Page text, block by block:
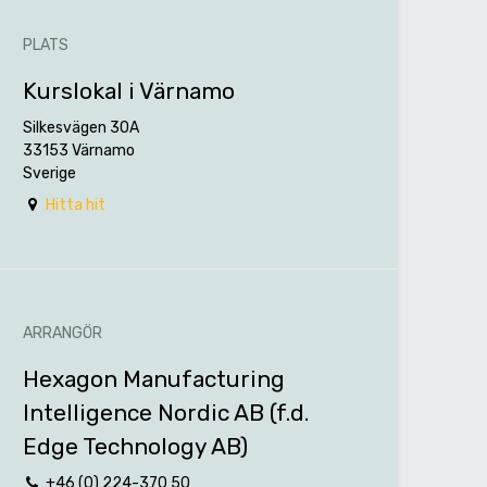
PLATS
Kurslokal i Värnamo
Silkesvägen 30A
33153 Värnamo
Sverige
Hitta hit
ARRANGÖR
Hexagon Manufacturing
Intelligence Nordic AB (f.d.
Edge Technology AB)